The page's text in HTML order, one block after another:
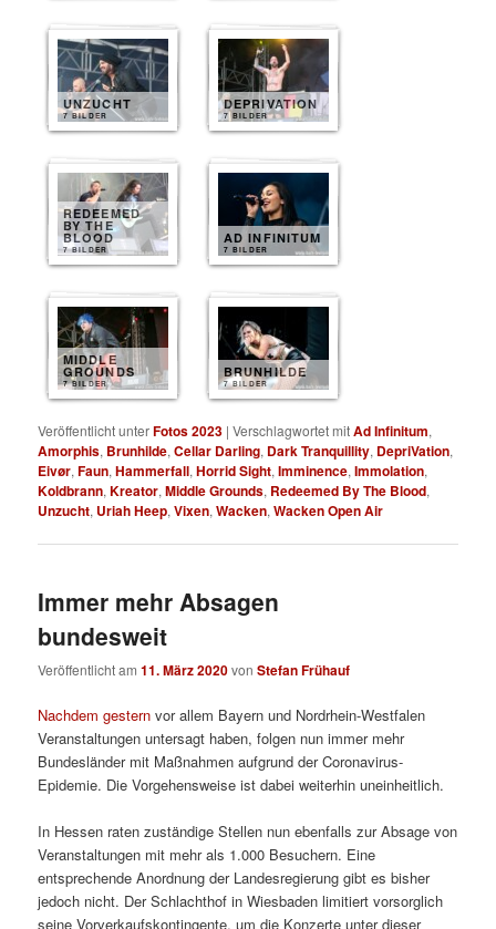
UNZUCHT
7 BILDER
DEPRIVATION
7 BILDER
REDEEMED
BY THE
BLOOD
7 BILDER
AD INFINITUM
7 BILDER
MIDDLE
GROUNDS
7 BILDER
BRUNHILDE
7 BILDER
Veröffentlicht unterFotos 2023 |Verschlagwortet mitAd Infinitum,
Amorphis, Brunhilde,Cellar Darling, Dark Tranquillity, DepriVation,
Eivør,Faun,Hammerfall,Horrid Sight,Imminence,Immolation,
Koldbrann,Kreator,Middle Grounds, Redeemed By The Blood,
Unzucht, Uriah Heep,Vixen,Wacken,Wacken Open Air
Immer mehr Absagen
bundesweit
Veröffentlicht am11. März 2020vonStefan Frühauf
Nachdem gestern vor allem Bayern und Nordrhein-Westfalen
Veranstaltungen untersagt haben, folgen nun immer mehr
Bundesländer mit Maßnahmen aufgrund der Coronavirus-
Epidemie. Die Vorgehensweise ist dabei weiterhin uneinheitlich.
In Hessen raten zuständige Stellen nun ebenfalls zur Absage von
Veranstaltungen mit mehr als 1.000 Besuchern. Eine
entsprechende Anordnung der Landesregierung gibt es bisher
jedoch nicht. Der Schlachthof in Wiesbaden limitiert vorsorglich
seine Vorverkaufskontingente, um die Konzerte unter dieser